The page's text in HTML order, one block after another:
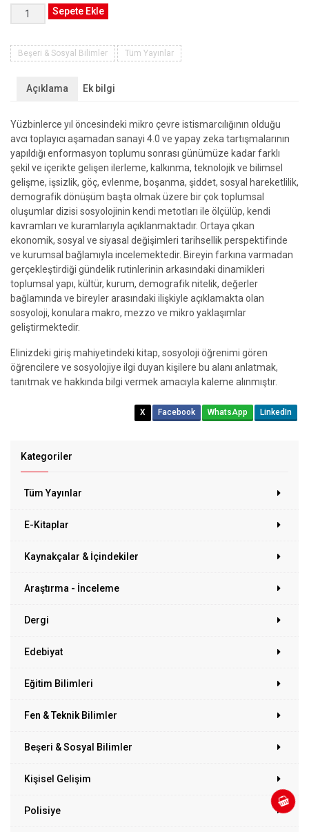
Kategoriler
Tüm Yayınlar
E-Kitaplar
Kaynakçalar & İçindekiler
Araştırma - İnceleme
Dergi
Edebiyat
Eğitim Bilimleri
Fen & Teknik Bilimler
Beşeri & Sosyal Bilimler
Kişisel Gelişim
Polisiye
Sosyoloji
(Kavramlar
Kurumlar
Kuramlar)
Sepete Ekle
Beşeri & Sosyal Bilimler Tüm Yayınlar
Açıklama Ek bilgi
Yüzbinlerce yıl öncesindeki mikro çevre istismarcılığının olduğu
avcı toplayıcı aşamadan sanayi 4.0 ve yapay zeka tartışmalarının
yapıldığı enformasyon toplumu sonrası günümüze kadar farklı
şekil ve içerikte gelişen ilerleme, kalkınma, teknolojik ve bilimsel
gelişme, işsizlik, göç, evlenme, boşanma, şiddet, sosyal hareketlilik,
demografik dönüşüm başta olmak üzere bir çok toplumsal
oluşumlar dizisi sosyolojinin kendi metotları ile ölçülüp, kendi
kavramları ve kuramlarıyla açıklanmaktadır. Ortaya çıkan
ekonomik, sosyal ve siyasal değişimleri tarihsellik perspektifinde
ve kurumsal bağlamıyla incelemektedir. Bireyin farkına varmadan
gerçekleştirdiği gündelik rutinlerinin arkasındaki dinamikleri
toplumsal yapı, kültür, kurum, demografik nitelik, değerler
bağlamında ve bireyler arasındaki ilişkiyle açıklamakta olan
sosyoloji, konulara makro, mezzo ve mikro yaklaşımlar
geliştirmektedir.
Elinizdeki giriş mahiyetindeki kitap, sosyoloji öğrenimi gören
öğrencilere ve sosyolojiye ilgi duyan kişilere bu alanı anlatmak,
tanıtmak ve hakkında bilgi vermek amacıyla kaleme alınmıştır.
X Facebook WhatsApp LinkedIn